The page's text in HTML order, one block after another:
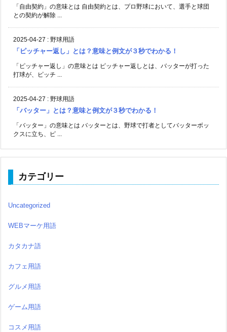
「自由契約」の意味とは 自由契約とは、プロ野球において、選手と球団
との契約が解除 ...
2025-04-27 : 野球用語
「ピッチャー返し」とは？意味と例文が３秒でわかる！
「ピッチャー返し」の意味とは ピッチャー返しとは、バッターが打った
打球が、ピッチ ...
2025-04-27 : 野球用語
「バッター」とは？意味と例文が３秒でわかる！
「バッター」の意味とは バッターとは、野球で打者としてバッターボッ
クスに立ち、ピ ...
カテゴリー
Uncategorized
WEBマーケ用語
カタカナ語
カフェ用語
グルメ用語
ゲーム用語
コスメ用語